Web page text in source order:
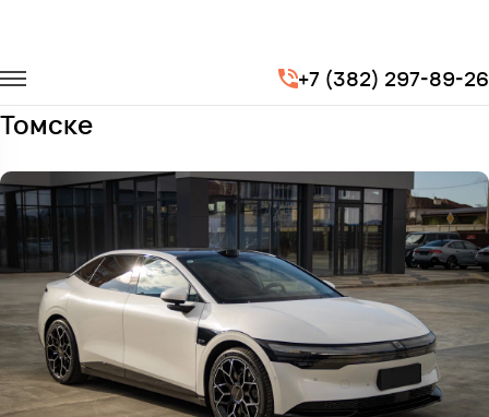
+7 (382) 297-89-26
Легковые автомобили
Заказать Zeekr 007 с водителем в
Томске